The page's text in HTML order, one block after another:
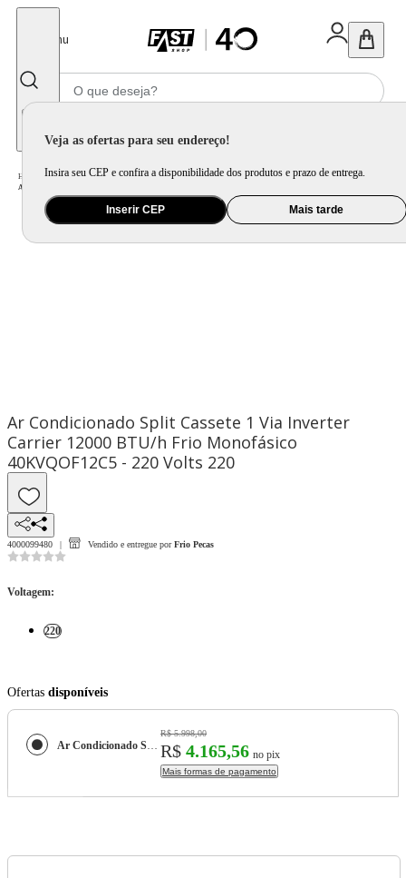
Menu
Veja as ofertas para seu endereço!
Insira seu CEP e confira a disponibilidade dos produtos e prazo de entrega.
Inserir CEP Mais tarde
Home Ar e Ventilação / Ar Condicionado
Ar Condicionado Split Cassete 1 Via Inverter Carrier 12000 BTU/h Frio Monofásico 40KVQOF12C5 - 220 Volts
Ar Condicionado Split Cassete 1 Via Inverter
Carrier 12000 BTU/h Frio Monofásico
40KVQOF12C5 - 220 Volts 220
4000099480 Vendido e entregue por Frio Pecas
Voltagem:
220
Ofertas disponíveis
Ar Condicionado Split Cassete 1 Via Inverter Carrier 12000 BTU/h Frio Monofásico 40KVQOF12C5 - 220 Volts
R$ 5.998,00
R$ 4.165,56 no pix
Mais formas de pagamento